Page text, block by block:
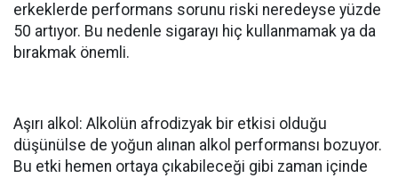
erkeklerde performans sorunu riski neredeyse yüzde
50 artıyor. Bu nedenle sigarayı hiç kullanmamak ya da
bırakmak önemli.
Aşırı alkol: Alkolün afrodizyak bir etkisi olduğu
düşünülse de yoğun alınan alkol performansı bozuyor.
Bu etki hemen ortaya çıkabileceği gibi zaman içinde